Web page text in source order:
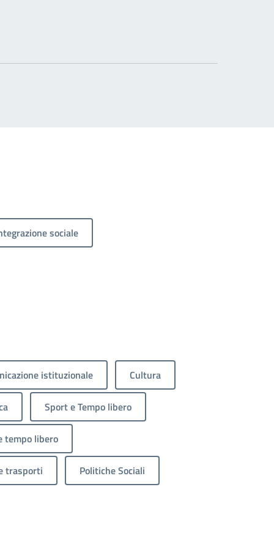
sociale
istituzionale Cultura
Sport e Tempo libero
tempo libero
trasporti Politiche Sociali